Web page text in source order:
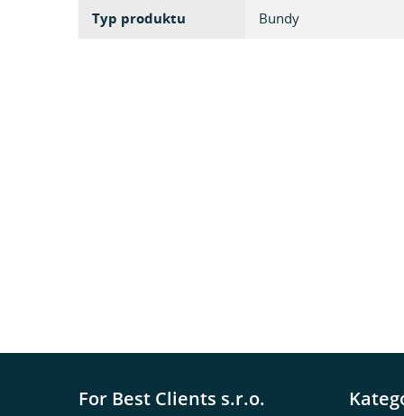
Typ produktu Bundy
For Best Clients s.r.o.